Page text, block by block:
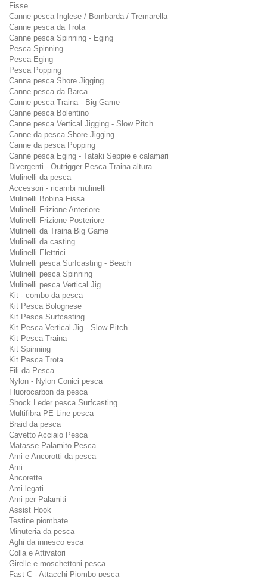
Fisse
Canne pesca Inglese / Bombarda / Tremarella
Canne pesca da Trota
Canne pesca Spinning - Eging
Pesca Spinning
Pesca Eging
Pesca Popping
Canna pesca Shore Jigging
Canne pesca da Barca
Canne pesca Traina - Big Game
Canne pesca Bolentino
Canne pesca Vertical Jigging - Slow Pitch
Canne da pesca Shore Jigging
Canne da pesca Popping
Canne pesca Eging - Tataki Seppie e calamari
Divergenti - Outrigger Pesca Traina altura
Mulinelli da pesca
Accessori - ricambi mulinelli
Mulinelli Bobina Fissa
Mulinelli Frizione Anteriore
Mulinelli Frizione Posteriore
Mulinelli da Traina Big Game
Mulinelli da casting
Mulinelli Elettrici
Mulinelli pesca Surfcasting - Beach
Mulinelli pesca Spinning
Mulinelli pesca Vertical Jig
Kit - combo da pesca
Kit Pesca Bolognese
Kit Pesca Surfcasting
Kit Pesca Vertical Jig - Slow Pitch
Kit Pesca Traina
Kit Spinning
Kit Pesca Trota
Fili da Pesca
Nylon - Nylon Conici pesca
Fluorocarbon da pesca
Shock Leder pesca Surfcasting
Multifibra PE Line pesca
Braid da pesca
Cavetto Acciaio Pesca
Matasse Palamito Pesca
Ami e Ancorotti da pesca
Ami
Ancorette
Ami legati
Ami per Palamiti
Assist Hook
Testine piombate
Minuteria da pesca
Aghi da innesco esca
Colla e Attivatori
Girelle e moschettoni pesca
Fast C - Attacchi Piombo pesca